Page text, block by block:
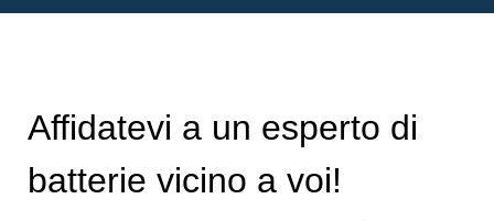
Affidatevi a un esperto di
batterie vicino a voi!